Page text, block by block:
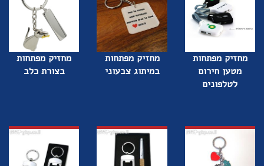
מחזיק מפתחות
מטען חירום
לטלפונים
מחזיק מפתחות
במיתוג צבעוני
מחזיק מפתחות
בצורת כלב